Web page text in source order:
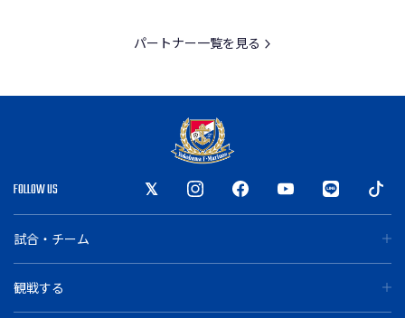
パートナー一覧を見る
FOLLOW US
試合・チーム
観戦する